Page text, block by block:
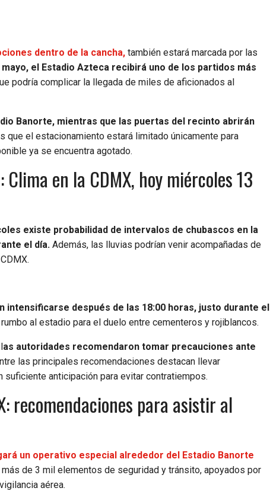
dentro de la cancha, también estará marcada por las
el Estadio Azteca recibirá uno de los partidos más
podría complicar la llegada de miles de aficionados al
Banorte, mientras que las puertas del recinto abrirán
que el estacionamiento estará limitado únicamente para
ya se encuentra agotado.
en la CDMX, hoy miércoles 13
existe probabilidad de intervalos de chubascos en la
el día. Además, las lluvias podrían venir acompañadas de
después de las 18:00 horas, justo durante el
rumbo al estadio para el duelo entre cementeros y rojiblancos.
as autoridades recomendaron tomar precauciones ante
las principales recomendaciones destacan llevar
anticipación para evitar contratiempos.
recomendaciones para asistir al
un operativo especial alrededor del Estadio Banorte
más de 3 mil elementos de seguridad y tránsito, apoyados por
aérea.